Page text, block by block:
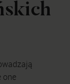
one